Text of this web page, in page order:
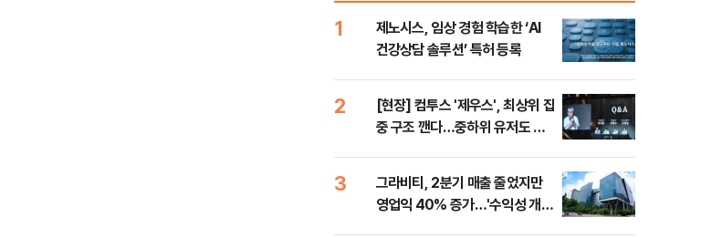
1
제노시스, 임상 경험 학습한 ‘AI
건강상담 솔루션’ 특허 등록
2
[현장] 컴투스 '제우스', 최상위 집
중 구조 깬다…중하위 유저도 품
3
그라비티, 2분기 매출 줄었지만
영업익 40% 증가…'수익성 개